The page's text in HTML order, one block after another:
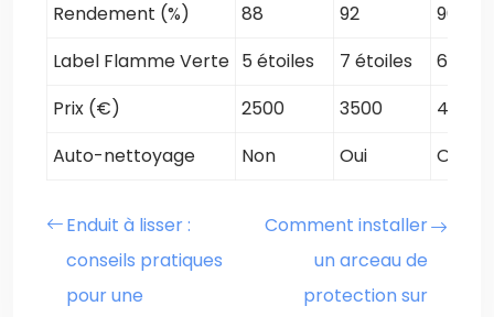
Rendement (%)
88 92
90
Label Flamme Verte 5 étoiles 7 étoiles
6
Prix (€)
2500 3500
4000
Auto-nettoyage
Non Oui Oui
Enduit à lisser :
conseils pratiques
pour une
Comment installer
un arceau de
protection sur